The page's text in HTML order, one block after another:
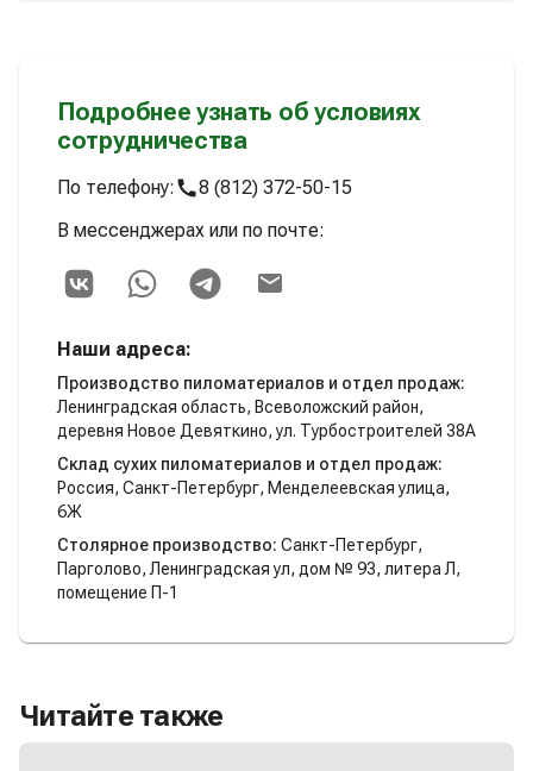
Подробнее узнать об условиях
сотрудничества
По телефону:
8 (812) 372-50-15
В мессенджерах или по почте:
Наши адреса:
Производство пиломатериалов и отдел продаж:
Ленинградская область, Всеволожский район,
деревня Новое Девяткино, ул. Турбостроителей 38А
Склад сухих пиломатериалов и отдел продаж:
Россия, Санкт-Петербург, Менделеевская улица,
6Ж
Столярное производство: Санкт-Петербург,
Парголово, Ленинградская ул, дом № 93, литера Л,
помещение П-1
Читайте также